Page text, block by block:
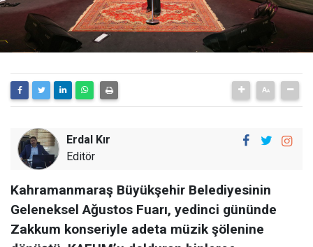
Erdal Kır
Editör
Kahramanmaraş Büyükşehir Belediyesinin
Geleneksel Ağustos Fuarı, yedinci gününde
Zakkum konseriyle adeta müzik şölenine